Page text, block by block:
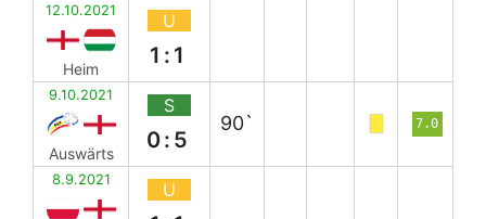
12.10.2021
Heim
U
1:1
9.10.2021
Auswärts
S
0:5
90` 7.0
8.9.2021 U